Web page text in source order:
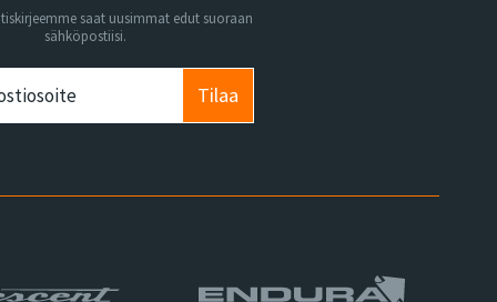
saat uusimmat edut suoraan
sähköpostiisi.
Tilaa